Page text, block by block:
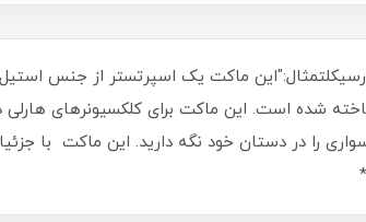
شده است. این ماکت برای کلکسیونرهای
را در دستان خود نگه دارید. این ماکت با